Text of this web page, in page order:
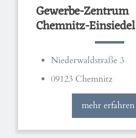
Gewerbe-Zentrum
Chemnitz-Einsiedel
Niederwaldstraße 3
09123 Chemnitz
mehr erfahren